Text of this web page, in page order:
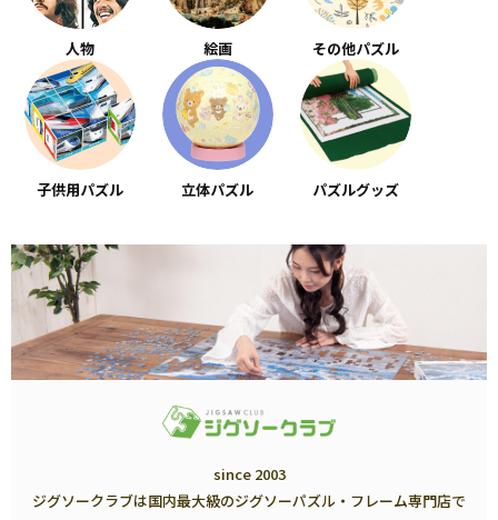
人物 絵画 その他パズル
子供用パズル 立体パズル パズルグッズ
since 2003
ジグソークラブは国内最大級のジグソーパズル・フレーム専門店で